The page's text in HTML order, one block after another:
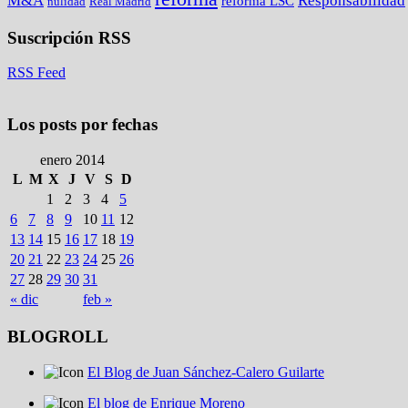
Suscripción RSS
RSS Feed
Los posts por fechas
enero 2014
L M X J V S D
« dic feb »
1 2 3 4
5
6
7 8 9 10 11 12
13 14 15 16 17 18 19
20 21 22 23 24 25 26
27 28 29 30 31
BLOGROLL
El Blog de Juan Sánchez-Calero Guilarte
El blog de Enrique Moreno